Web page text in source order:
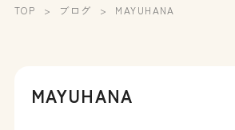
TOP ブログ MAYUHANA
MAYUHANA